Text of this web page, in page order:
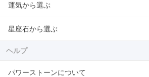
運気から選ぶ
星座石から選ぶ
ヘルプ
パワーストーンについて